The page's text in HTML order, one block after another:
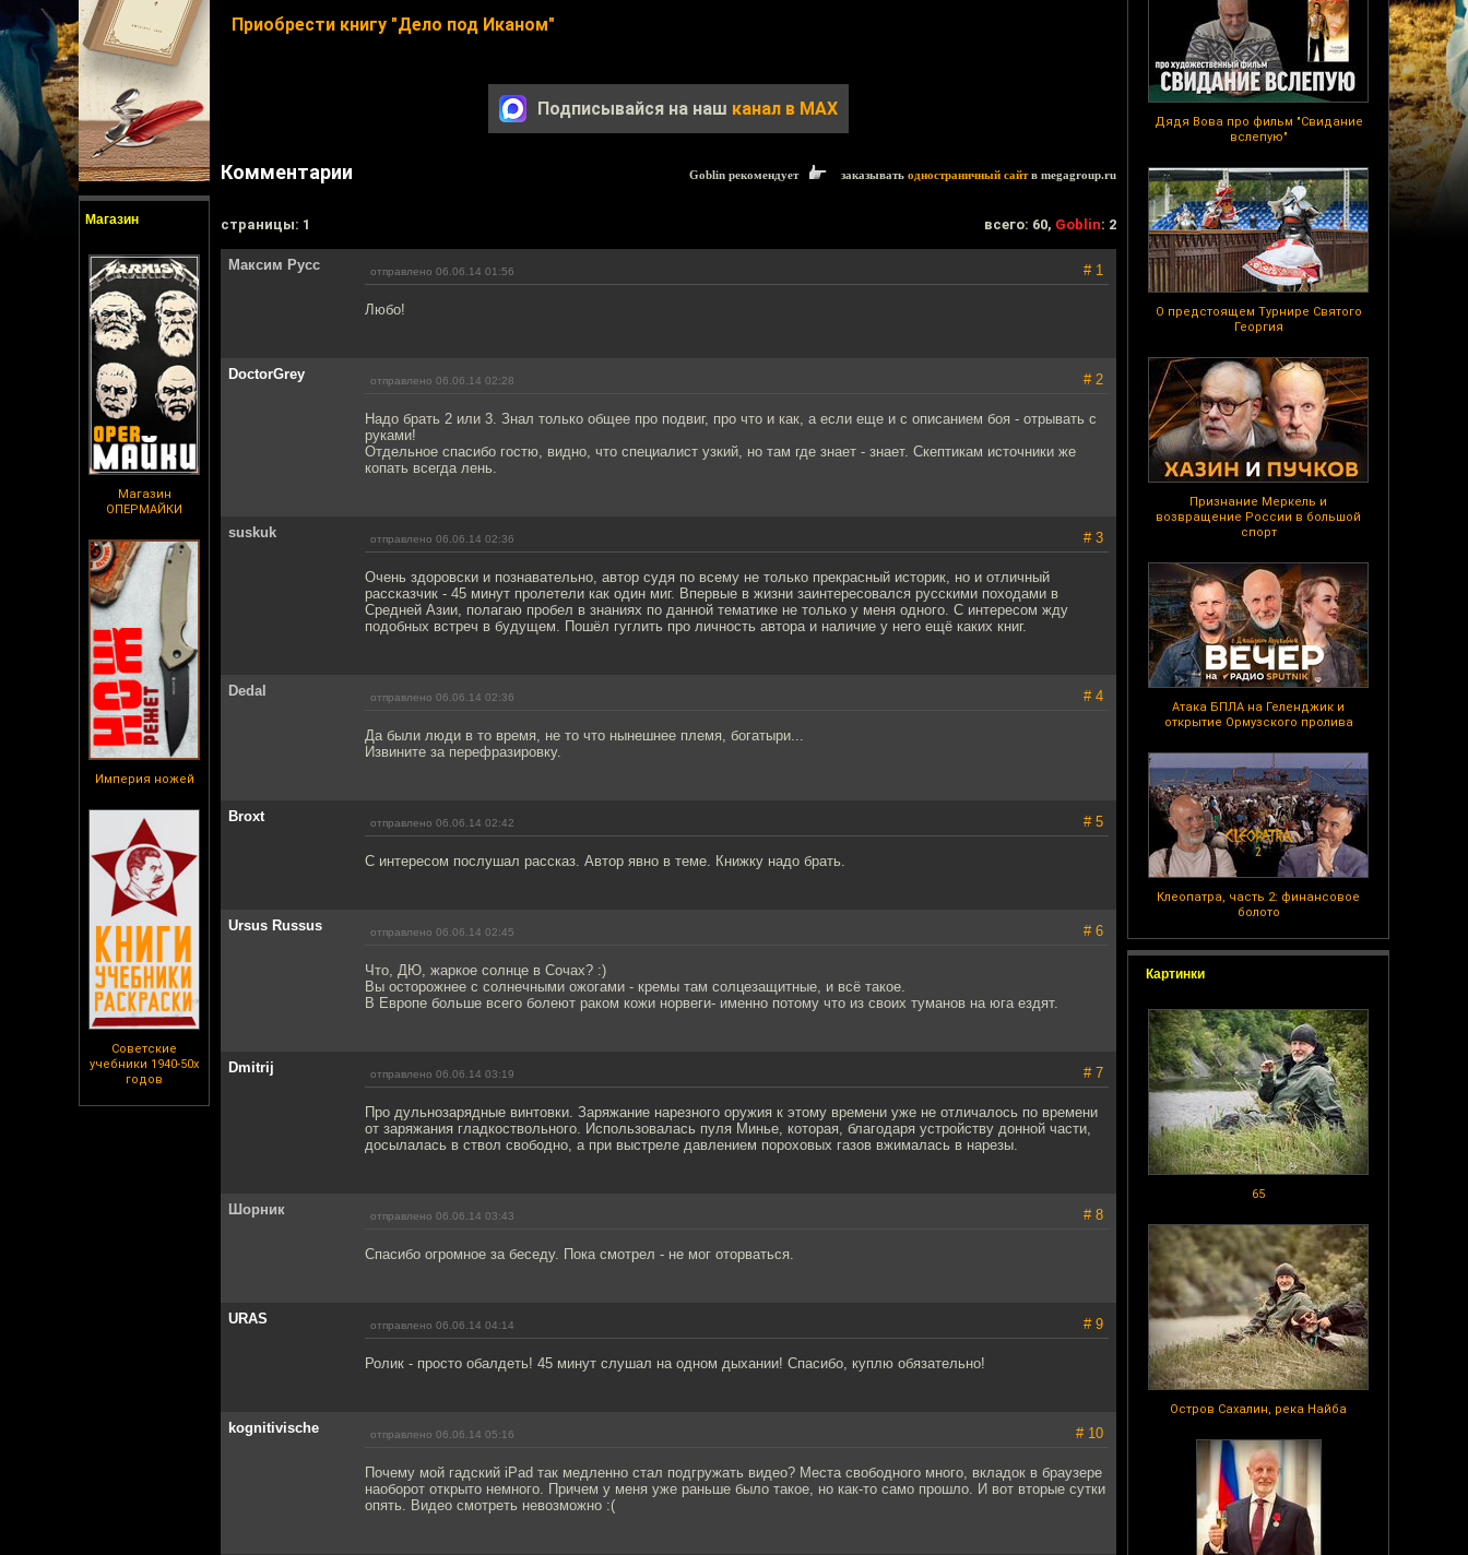
Магазин
Магазин
ОПЕРМАЙКИ
Империя ножей
Советские
учебники 1940-50х
годов
Дядя Вова про фильм "Свидание
вслепую"
О предстоящем Турнире Святого
Георгия
Признание Меркель и
возвращение России в большой
спорт
Атака БПЛА на Геленджик и
открытие Ормузского пролива
Клеопатра, часть 2: финансовое
болото
Картинки
65
Остров Сахалин, река Найба
Приобрести книгу "Дело под Иканом"
Подписывайся на наш канал в MAX
Комментарии Goblin рекомендует заказывать одностраничный сайтв megagroup.ru
cтраницы: 1 всего: 60, Goblin: 2
Максим Русс отправлено 06.06.14 01:56 # 1
Любо!
DoctorGrey отправлено 06.06.14 02:28 # 2
Надо брать 2 или 3. Знал только общее про подвиг, про что и как, а если еще и с описанием боя - отрывать с
руками!
Отдельное спасибо гостю, видно, что специалист узкий, но там где знает - знает. Скептикам источники же
копать всегда лень.
suskuk отправлено 06.06.14 02:36 # 3
Очень здоровски и познавательно, автор судя по всему не только прекрасный историк, но и отличный
рассказчик - 45 минут пролетели как один миг. Впервые в жизни заинтересовался русскими походами в
Средней Азии, полагаю пробел в знаниях по данной тематике не только у меня одного. С интересом жду
подобных встреч в будущем. Пошёл гуглить про личность автора и наличие у него ещё каких книг.
Dedal отправлено 06.06.14 02:36 # 4
Да были люди в то время, не то что нынешнее племя, богатыри...
Извините за перефразировку.
Broxt отправлено 06.06.14 02:42 # 5
С интересом послушал рассказ. Автор явно в теме. Книжку надо брать.
Ursus Russus отправлено 06.06.14 02:45 # 6
Что, ДЮ, жаркое солнце в Сочах? :)
Вы осторожнее с солнечными ожогами - кремы там солцезащитные, и всё такое.
В Европе больше всего болеют раком кожи норвеги- именно потому что из своих туманов на юга ездят.
Dmitrij отправлено 06.06.14 03:19 # 7
Про дульнозарядные винтовки. Заряжание нарезного оружия к этому времени уже не отличалось по времени
от заряжания гладкоствольного. Использовалась пуля Минье, которая, благодаря устройству донной части,
досылалась в ствол свободно, а при выстреле давлением пороховых газов вжималась в нарезы.
Шорник отправлено 06.06.14 03:43 # 8
Спасибо огромное за беседу. Пока смотрел - не мог оторваться.
URAS отправлено 06.06.14 04:14 # 9
Ролик - просто обалдеть! 45 минут слушал на одном дыхании! Спасибо, куплю обязательно!
kognitivische отправлено 06.06.14 05:16 # 10
Почему мой гадский iPad так медленно стал подгружать видео? Места свободного много, вкладок в браузере
наоборот открыто немного. Причем у меня уже раньше было такое, но как-то само прошло. И вот вторые сутки
опять. Видео смотреть невозможно :(